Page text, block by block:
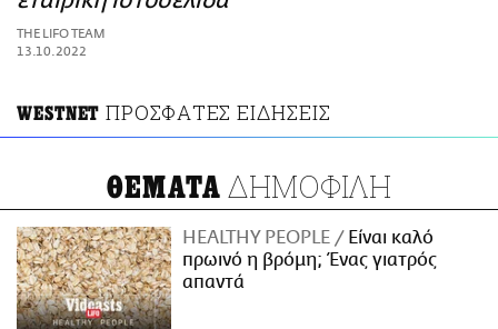
ΑΜΠΑ
PRINT
THE LIFO TEAM
13.10.2022
WESTNET ΠΡΟΣΦΑΤΕΣ ΕΙΔΗΣΕΙΣ
ΘΕΜΑΤΑ ΔΗΜΟΦΙΛΗ
HEALTHY PEOPLE
Είναι καλό
πρωινό η βρόμη; Ένας γιατρός
απαντά